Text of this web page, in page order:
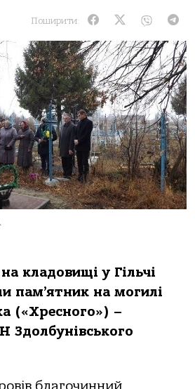
Поширити:
кладовищі у Гільчі
пам’ятник на могилі
(«Хресного») –
Здолбунівського